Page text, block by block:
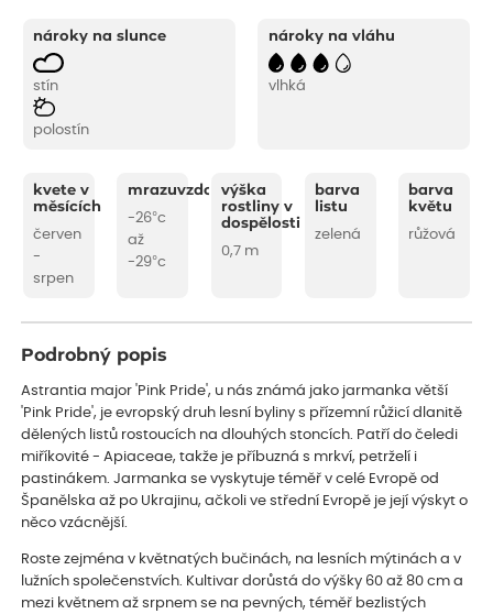
nároky na slunce
stín
polostín
nároky na vláhu
vlhká
kvete v
měsících
červen
-
srpen
mrazuvzdornost
-26°c
až
-29°c
výška
rostliny v
dospělosti
0,7 m
barva
listu
zelená
barva
květu
růžová
Podrobný popis
Astrantia major 'Pink Pride', u nás známá jako jarmanka větší
'Pink Pride', je evropský druh lesní byliny s přízemní růžicí dlanitě
dělených listů rostoucích na dlouhých stoncích. Patří do čeledi
miříkovité - Apiaceae, takže je příbuzná s mrkví, petrželí i
pastinákem. Jarmanka se vyskytuje téměř v celé Evropě od
Španělska až po Ukrajinu, ačkoli ve střední Evropě je její výskyt o
něco vzácnější.
Roste zejména v květnatých bučinách, na lesních mýtinách a v
lužních společenstvích. Kultivar dorůstá do výšky 60 až 80 cm a
mezi květnem až srpnem se na pevných, téměř bezlistých